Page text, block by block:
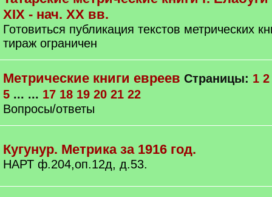
XIX - нач. ХХ вв.
Готовиться публикация текстов метрических
тираж ограничен
Метрические книги евреев Страницы: 1 2
5 ... ... 17 18 19 20 21 22
Вопросы/ответы
Кугунур. Метрика за 1916 год.
НАРТ ф.204,оп.12д, д.53.